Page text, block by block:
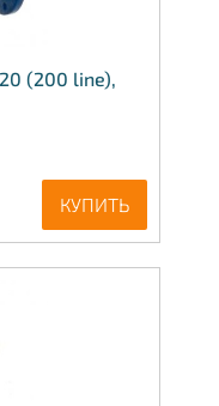
(200 line),
КУПИТЬ